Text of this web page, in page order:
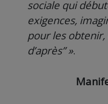
sociale qui
exigences,
pour les
d’après” ».